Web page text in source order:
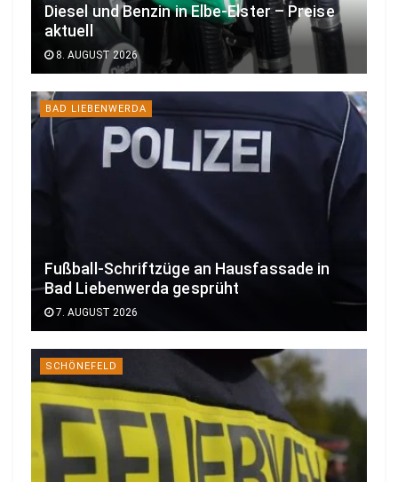
Diesel und Benzin in Elbe-Elster – Preise
aktuell
8. AUGUST 2026
BAD LIEBENWERDA
Fußball-Schriftzüge an Hausfassade in
Bad Liebenwerda gesprüht
7. AUGUST 2026
SCHÖNEFELD